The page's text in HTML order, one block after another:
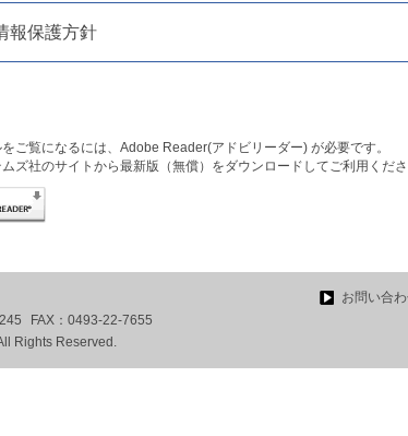
報保護方針
ご覧になるには、Adobe Reader(アドビリーダー) が必要です。
ズ社のサイトから最新版（無償）をダウンロードしてご利用くださ
FAX： 0493-22-7655
Rights Reserved.
お問い合